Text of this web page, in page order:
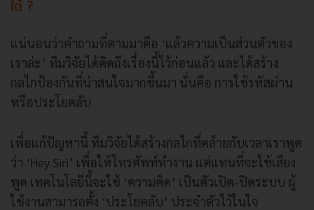
ได้ ?
แน่นอนว่าคำถามที่ตามมาคือ ‘แล้วความเป็นส่วนตัวของ
เราล่ะ’ ทีมวิจัยได้คิดถึงเรื่องนี้ไว้ก่อนแล้ว และได้สร้าง
กลไกป้องกันที่น่าสนใจมากขึ้นมา นั่นคือ การใช้รหัสผ่าน
หรือประโยคลับ
เพื่อแก้ปัญหานี้ ทีมวิจัยได้สร้างกลไกที่คล้ายกับเวลาเราพูด
ว่า ‘Hey Siri’ เพื่อให้โทรศัพท์ทำงาน แต่แทนที่จะใช้เสียง
พูด เทคโนโลยีนี้จะใช้ ‘ความคิด’ เป็นตัวเปิด-ปิดระบบ ผู้
ใช้งานสามารถตั้ง ‘ประโยคลับ’ ประจำตัวไว้ในใจ